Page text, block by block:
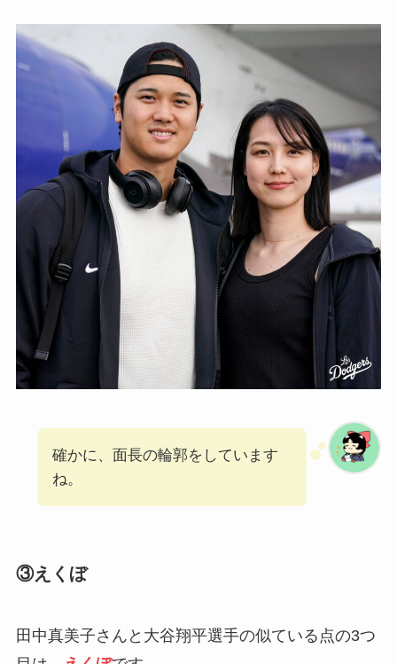
確かに、面長の輪郭をしています
ね。
③えくぼ
田中真美子さんと大谷翔平選手の似ている点の3つ